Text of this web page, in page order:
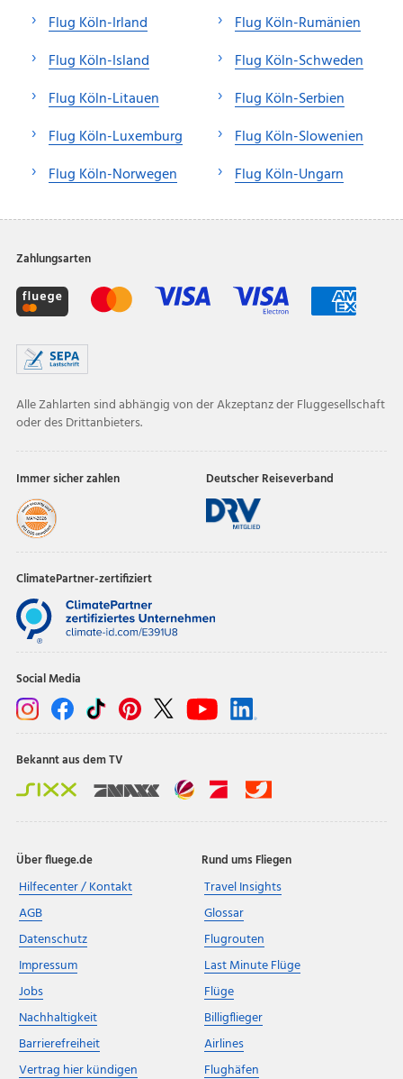
Flug Köln-Irland
Flug Köln-Island
Flug Köln-Litauen
Flug Köln-Luxemburg
Flug Köln-Norwegen
Flug Köln-Rumänien
Flug Köln-Schweden
Flug Köln-Serbien
Flug Köln-Slowenien
Flug Köln-Ungarn